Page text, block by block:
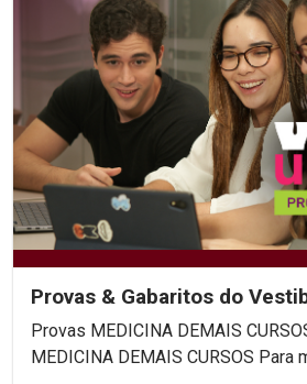
Provas & Gabaritos do
Provas MEDICINA DEMAIS CURSOS Gabaritos
MEDICINA DEMAIS